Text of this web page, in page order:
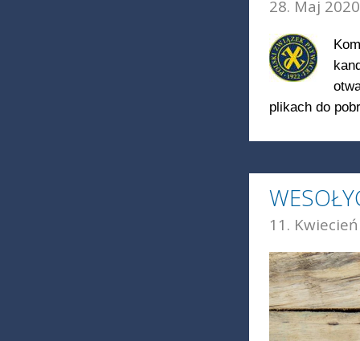
28. Maj
plikach do
11.